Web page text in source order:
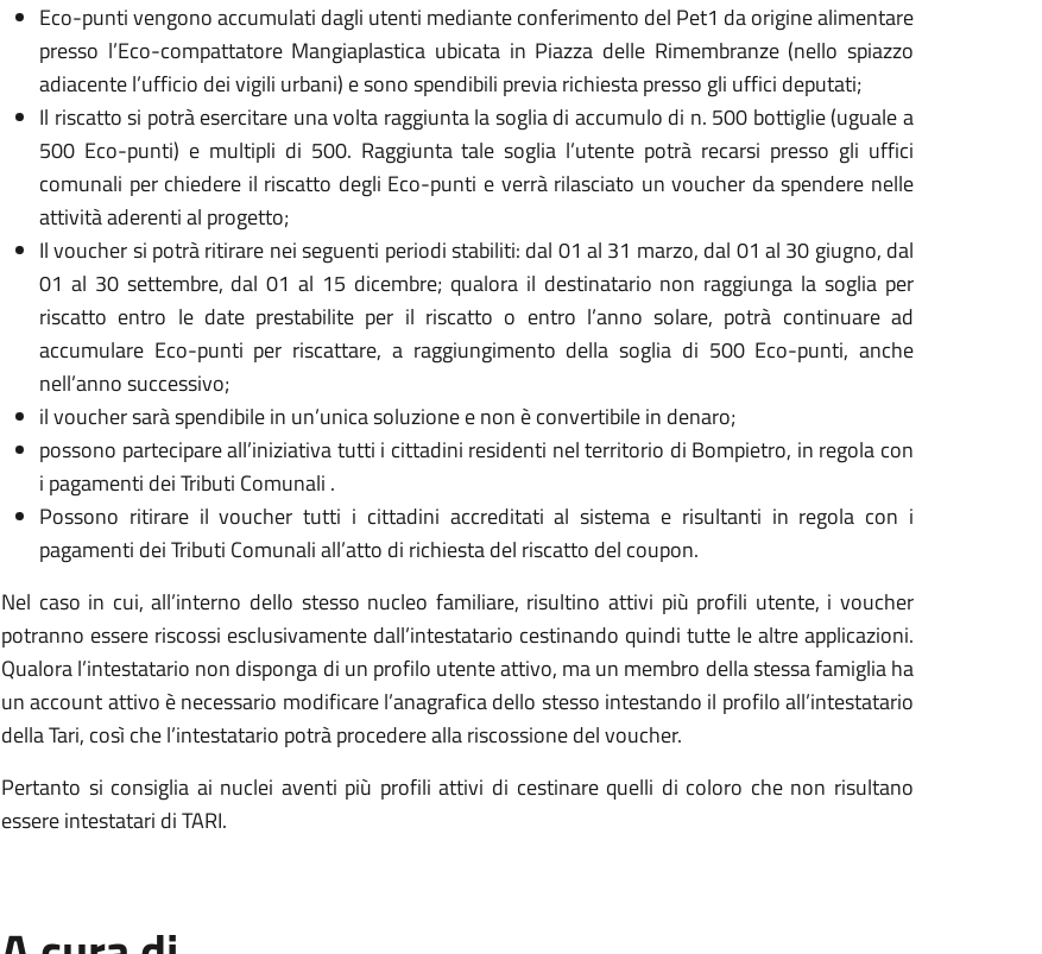
Eco-punti vengono accumulati dagli utenti mediante conferimento del Pet1 da origine alimentare
presso l’Eco-compattatore Mangiaplastica ubicata in Piazza delle Rimembranze (nello spiazzo
adiacente l’ufficio dei vigili urbani) e sono spendibili previa richiesta presso gli uffici deputati;
Il riscatto si potrà esercitare una volta raggiunta la soglia di accumulo di n. 500 bottiglie (uguale a
500 Eco-punti) e multipli di 500. Raggiunta tale soglia l’utente potrà recarsi presso gli uffici
comunali per chiedere il riscatto degli Eco-punti e verrà rilasciato un voucher da spendere nelle
attività aderenti al progetto;
Il voucher si potrà ritirare nei seguenti periodi stabiliti: dal 01 al 31 marzo, dal 01 al 30 giugno, dal
01 al 30 settembre, dal 01 al 15 dicembre; qualora il destinatario non raggiunga la soglia per
riscatto entro le date prestabilite per il riscatto o entro l’anno solare, potrà continuare ad
accumulare Eco-punti per riscattare, a raggiungimento della soglia di 500 Eco-punti, anche
nell’anno successivo;
il voucher sarà spendibile in un’unica soluzione e non è convertibile in denaro;
possono partecipare all’iniziativa tutti i cittadini residenti nel territorio di Bompietro, in regola con
i pagamenti dei Tributi Comunali .
Possono ritirare il voucher tutti i cittadini accreditati al sistema e risultanti in regola con i
pagamenti dei Tributi Comunali all’atto di richiesta del riscatto del coupon.
Nel caso in cui, all’interno dello stesso nucleo familiare, risultino attivi più profili utente, i voucher
potranno essere riscossi esclusivamente dall’intestatario cestinando quindi tutte le altre applicazioni.
Qualora l’intestatario non disponga di un profilo utente attivo, ma un membro della stessa famiglia ha
un account attivo è necessario modificare l’anagrafica dello stesso intestando il profilo all’intestatario
della Tari, così che l’intestatario potrà procedere alla riscossione del voucher.
Pertanto si consiglia ai nuclei aventi più profili attivi di cestinare quelli di coloro che non risultano
essere intestatari di TARI.